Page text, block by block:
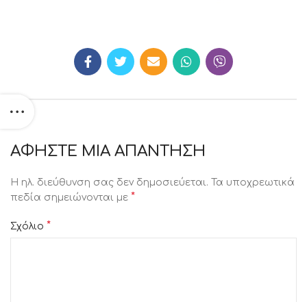
ΑΦΉΣΤΕ ΜΙΑ ΑΠΆΝΤΗΣΗ
Η ηλ. διεύθυνση σας δεν δημοσιεύεται.
Τα υποχρεωτικά
πεδία σημειώνονται με *
Σχόλιο *